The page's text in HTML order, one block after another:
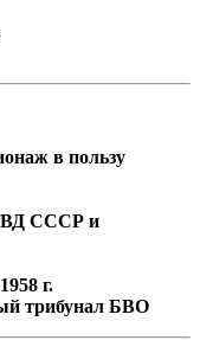
в пользу
СССР и
г.
трибунал БВО